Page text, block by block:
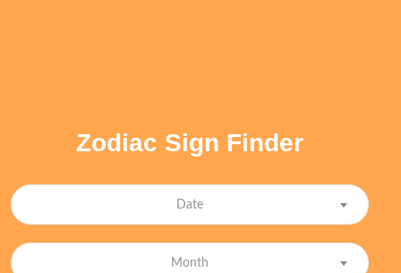
Zodiac Sign Finder
Date
Month